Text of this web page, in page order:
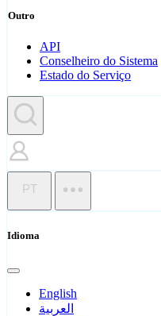
Outro
API
Conselheiro do Sistema
Estado do Serviço
PT
Idioma
English
العربية